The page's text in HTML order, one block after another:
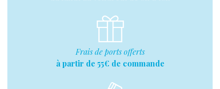
Frais de ports offerts
à partir de 55€ de commande